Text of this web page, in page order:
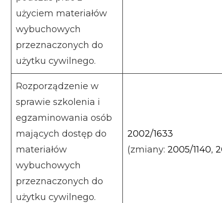
użyciem materiałów
wybuchowych
przeznaczonych do
użytku cywilnego.
Rozporządzenie w
sprawie szkolenia i
egzaminowania osób
mających dostęp do
materiałów
wybuchowych
przeznaczonych do
użytku cywilnego.
2002/1633
(zmiany:2005/1140,